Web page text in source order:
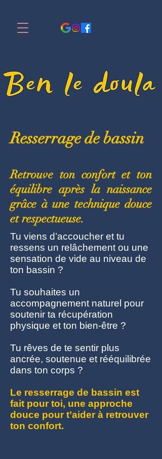
Resserrage de bassin
Retrouve ton confort et ton
équilibre après la naissance
grâce à une technique douce
et respectueuse.
Tu viens d’accoucher et tu
ressens un relâchement ou une
sensation de vide au niveau de
ton bassin ?
Tu souhaites un
accompagnement naturel pour
soutenir ta récupération
physique et ton bien-être ?
Tu rêves de te sentir plus
ancrée, soutenue et rééquilibrée
dans ton corps ?
Le resserrage de bassin est
fait pour toi, une approche
douce pour t’aider à retrouver
ton confort.